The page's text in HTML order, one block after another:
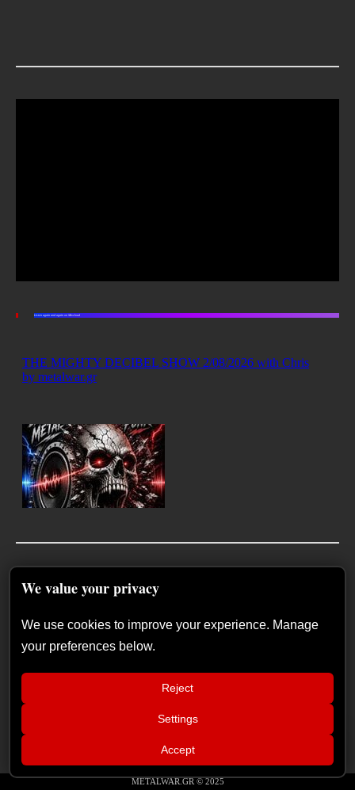
Listen again and again on Mixcloud
METALWAR.GR © 2025
We value your privacy
We use cookies to improve your experience. Manage
your preferences below.
Reject
Settings
Accept
ΙΛΙΟΝ plus – Σάββατο 19
Σεπτεμβρίου